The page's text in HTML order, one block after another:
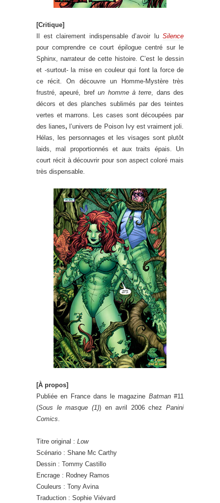
[Critique]
Il est clairement indispensable d’avoir lu Silence
pour comprendre ce court épilogue centré sur le
Sphinx, narrateur de cette histoire. C’est le dessin
et -surtout- la mise en couleur qui font la force de
ce récit. On découvre un Homme-Mystère très
frustré, apeuré, brefun homme à terre, dans des
décors et des planches sublimés par des teintes
vertes et marrons. Les cases sont découpées par
des lianes, l’univers de Poison Ivy est vraiment joli.
Hélas, les personnages et les visages sont plutôt
laids, mal proportionnés et aux traits épais. Un
court récit à découvrir pour son aspect coloré mais
très dispensable.
[À propos]
Publiée en France dans le magazine Batman#11
(Sous le masque (1)) en avril 2006 chez Panini
Comics.
Titre original : Low
Scénario : Shane Mc Carthy
Dessin : Tommy Castillo
Encrage : Rodney Ramos
Couleurs : Tony Avina
Traduction : Sophie Viévard